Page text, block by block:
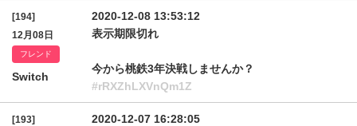
[194]
12月08日
フレンド
Switch
2020-12-08 13:53:12
表示期限切れ
今から桃鉄3年決戦しませんか？
#rRXZhLXVnQm1Z
[193]
2020-12-07 16:28:05